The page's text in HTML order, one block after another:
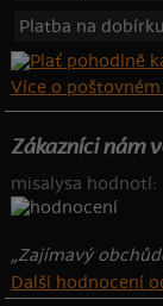
Platba na dobírku
Více o poštovném
Zákazníci nám
misalysa hodnotí:
„Zajímavý
Další hodnocení